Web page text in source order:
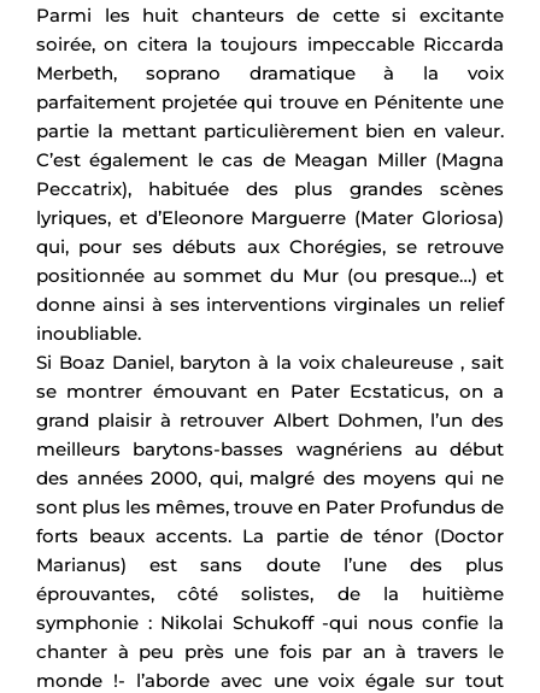
Parmi les huit chanteurs de cette si excitante
soirée, on citera la toujours impeccable Riccarda
Merbeth, soprano dramatique à la voix
parfaitement projetée qui trouve en Pénitente une
partie la mettant particulièrement bien en valeur.
C’est également le cas de Meagan Miller (Magna
Peccatrix), habituée des plus grandes scènes
lyriques, et d’Eleonore Marguerre (Mater Gloriosa)
qui, pour ses débuts aux Chorégies, se retrouve
positionnée au sommet du Mur (ou presque…) et
donne ainsi à ses interventions virginales un relief
inoubliable.
Si Boaz Daniel, baryton à la voix chaleureuse , sait
se montrer émouvant en Pater Ecstaticus, on a
grand plaisir à retrouver Albert Dohmen, l’un des
meilleurs barytons-basses wagnériens au début
des années 2000, qui, malgré des moyens qui ne
sont plus les mêmes, trouve en Pater Profundus de
forts beaux accents. La partie de ténor (Doctor
Marianus) est sans doute l’une des plus
éprouvantes, côté solistes, de la huitième
symphonie : Nikolai Schukoff -qui nous confie la
chanter à peu près une fois par an à travers le
monde !- l’aborde avec une voix égale sur tout